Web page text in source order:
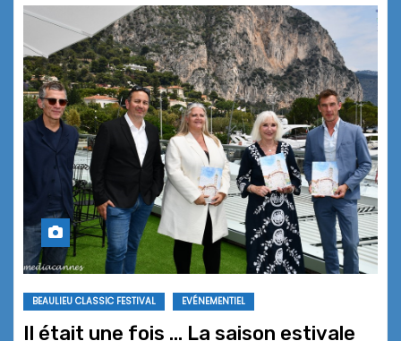
BEAULIEU CLASSIC FESTIVAL EVÉNEMENTIEL
Il était une fois … La saison estivale